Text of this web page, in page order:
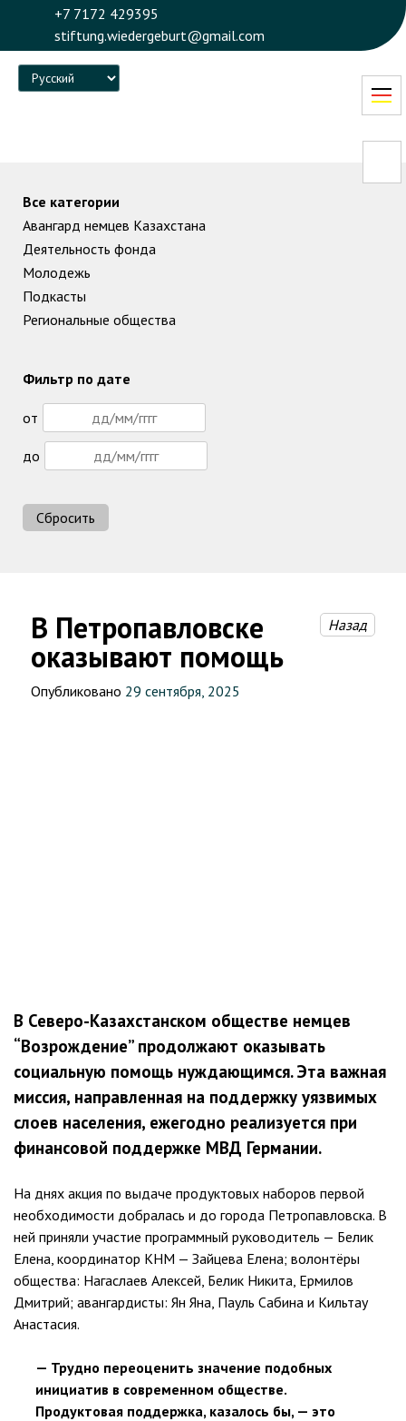
+7 7172 429395
stiftung.wiedergeburt@gmail.com
Language
В Петропавловске
оказывают помощь
Назад
Опубликовано 29 сентября, 2025
В Северо-Казахстанском обществе немцев
“Возрождение” продолжают оказывать
социальную помощь нуждающимся. Эта важная
миссия, направленная на поддержку уязвимых
слоев населения, ежегодно реализуется при
финансовой поддержке МВД Германии.
На днях акция по выдаче продуктовых наборов первой
необходимости добралась и до города Петропавловска. В
ней приняли участие программный руководитель — Белик
Елена, координатор КНМ — Зайцева Елена; волонтёры
общества: Нагаслаев Алексей, Белик Никита, Ермилов
Дмитрий; авангардисты: Ян Яна, Пауль Сабина и Кильтау
Анастасия.
— Трудно переоценить значение подобных
инициатив в современном обществе.
Продуктовая поддержка, казалось бы, — это
Все категории
Авангард немцев Казахстана
Деятельность фонда
Молодежь
Подкасты
Региональные общества
Фильтр по дате
от
до
Сбросить